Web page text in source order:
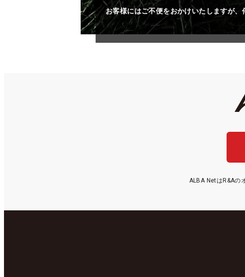
お客様にはご不便をおかけいたしますが、
ALBA NetはR&Aの